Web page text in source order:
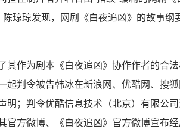
琼琼发现，网剧《白夜追凶》的故事纲
其作为剧本《白夜追凶》协作作者的合
起判令被告韩冰在新浪网、优酷网、搜
明；判令优酷信息技术（北京）有限公
官方微博、《白夜追凶》官方微博宣布